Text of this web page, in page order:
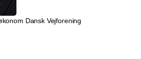
Dansk Vejforening